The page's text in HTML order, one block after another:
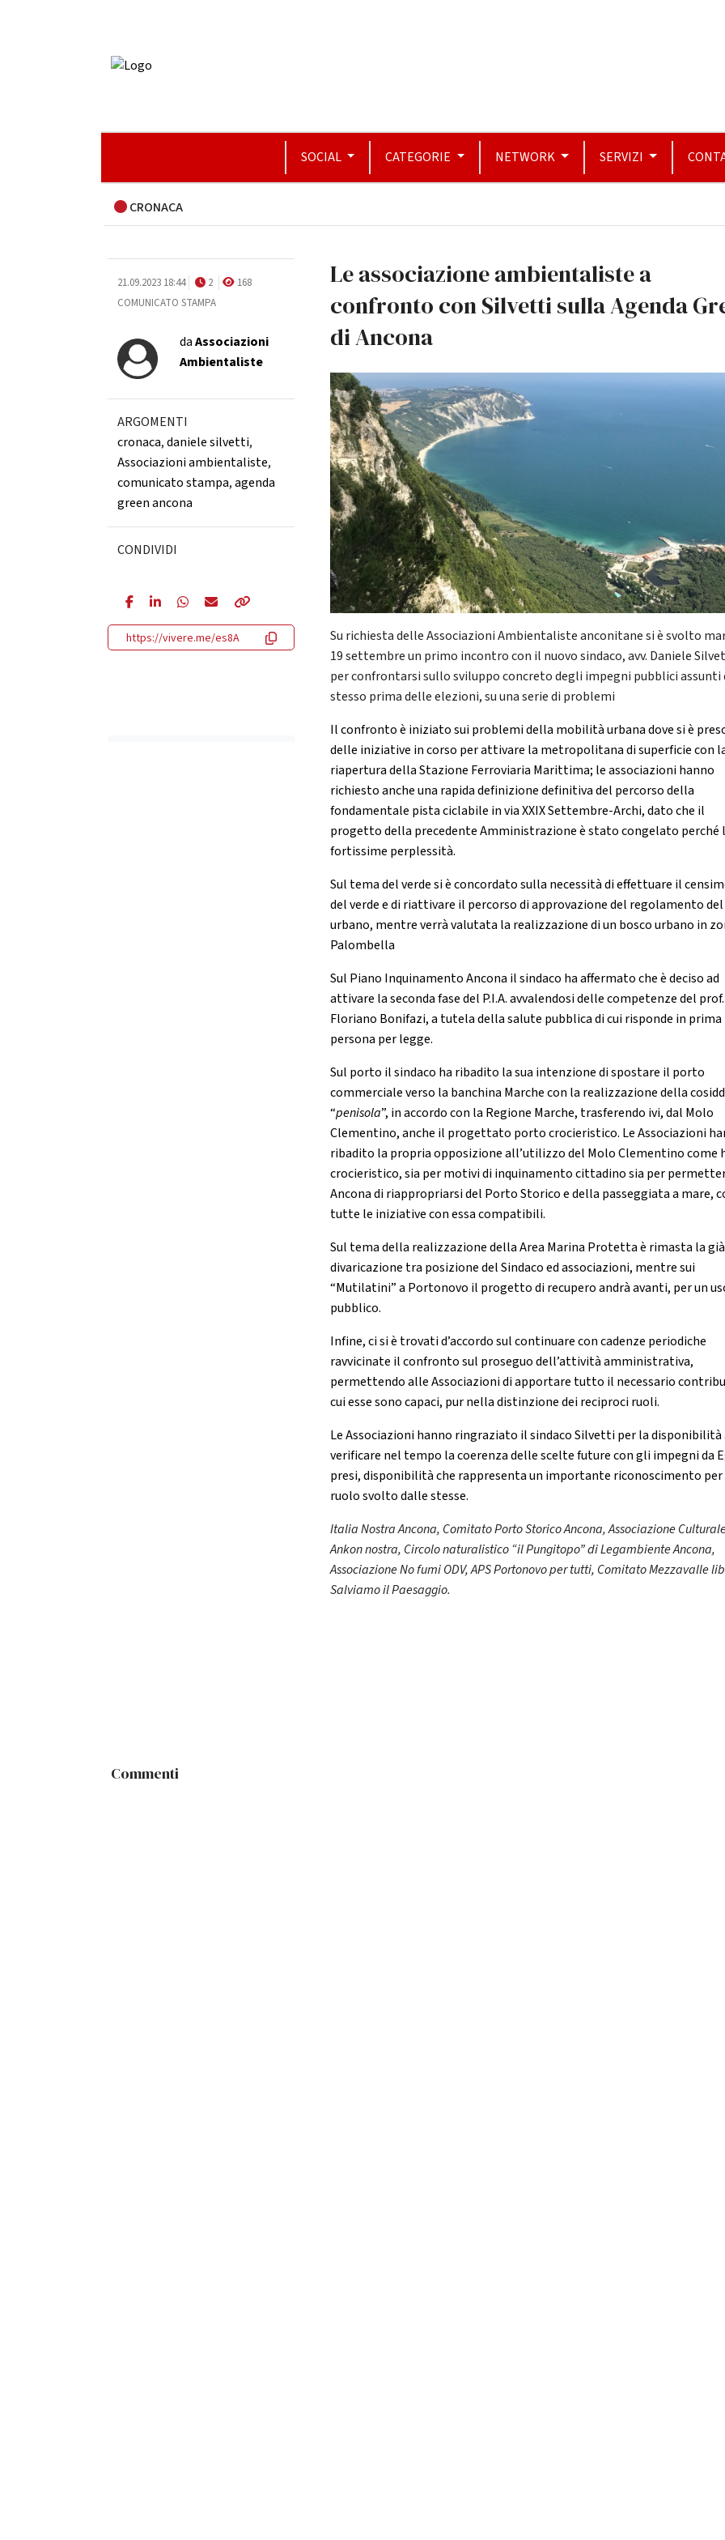
SOCIAL CATEGORIE NETWORK SERVIZI
CRONACA
21.09.2023 18:44 2
168
COMUNICATO STAMPA
daAssociazioni
Ambientaliste
ARGOMENTI
cronaca,daniele silvetti,
Associazioni ambientaliste,
comunicato stampa,agenda
green ancona
CONDIVIDI
https://vivere.me/es8A
Le associazione ambientaliste a
confronto con Silvetti sulla Agenda
di Ancona
Su richiesta delle Associazioni Ambientaliste anconitane si è svolto
19 settembre un primo incontro con il nuovo sindaco, avv. Daniele
per confrontarsi sullo sviluppo concreto degli impegni pubblici assunti
stesso prima delle elezioni, su una serie di problemi
Il confronto è iniziato sui problemi della mobilità urbana dove si è
delle iniziative in corso per attivare la metropolitana di superficie con
riapertura della Stazione Ferroviaria Marittima; le associazioni hanno
richiesto anche una rapida definizione definitiva del percorso della
fondamentale pista ciclabile in via XXIX Settembre-Archi, dato che il
progetto della precedente Amministrazione è stato congelato perché
fortissime perplessità.
Sul tema del verde si è concordato sulla necessità di effettuare il
del verde e di riattivare il percorso di approvazione del regolamento del
urbano, mentre verrà valutata la realizzazione di un bosco urbano in
Palombella
Sul Piano Inquinamento Ancona il sindaco ha affermato che è deciso ad
attivare la seconda fase del P.I.A. avvalendosi delle competenze del prof.
Floriano Bonifazi, a tutela della salute pubblica di cui risponde in prima
persona per legge.
Sul porto il sindaco ha ribadito la sua intenzione di spostare il porto
commerciale verso la banchina Marche con la realizzazione della
“penisola”, in accordo con la Regione Marche, trasferendo ivi, dal Molo
Clementino, anche il progettato porto crocieristico. Le Associazioni
ribadito la propria opposizione all’utilizzo del Molo Clementino come
crocieristico, sia per motivi di inquinamento cittadino sia per
Ancona di riappropriarsi del Porto Storico e della passeggiata a mare,
tutte le iniziative con essa compatibili.
Sul tema della realizzazione della Area Marina Protetta è rimasta la
divaricazione tra posizione del Sindaco ed associazioni, mentre sui
“Mutilatini” a Portonovo il progetto di recupero andrà avanti, per un
pubblico.
Infine, ci si è trovati d’accordo sul continuare con cadenze periodiche
ravvicinate il confronto sul proseguo dell’attività amministrativa,
permettendo alle Associazioni di apportare tutto il necessario
cui esse sono capaci, pur nella distinzione dei reciproci ruoli.
Le Associazioni hanno ringraziato il sindaco Silvetti per la disponibilità
verificare nel tempo la coerenza delle scelte future con gli impegni da
presi, disponibilità che rappresenta un importante riconoscimento
ruolo svolto dalle stesse.
Italia Nostra Ancona, Comitato Porto Storico Ancona, Associazione
Ankon nostra, Circolo naturalistico “il Pungitopo” di Legambiente Ancona,
Associazione No fumi ODV, APS Portonovo per tutti, Comitato Mezzavalle
Salviamo il Paesaggio.
Commenti